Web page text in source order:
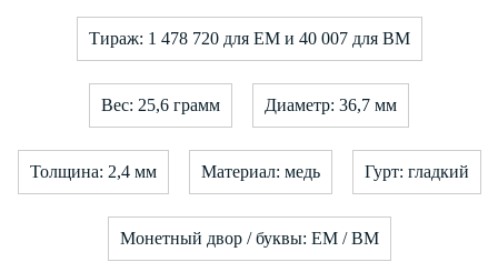
Тираж: 1 478 720 для ЕМ и 40 007 для ВМ
Вес: 25,6 грамм Диаметр: 36,7 мм
Толщина: 2,4 мм Материал: медь Гурт: гладкий
Монетный двор / буквы: ЕМ / ВМ